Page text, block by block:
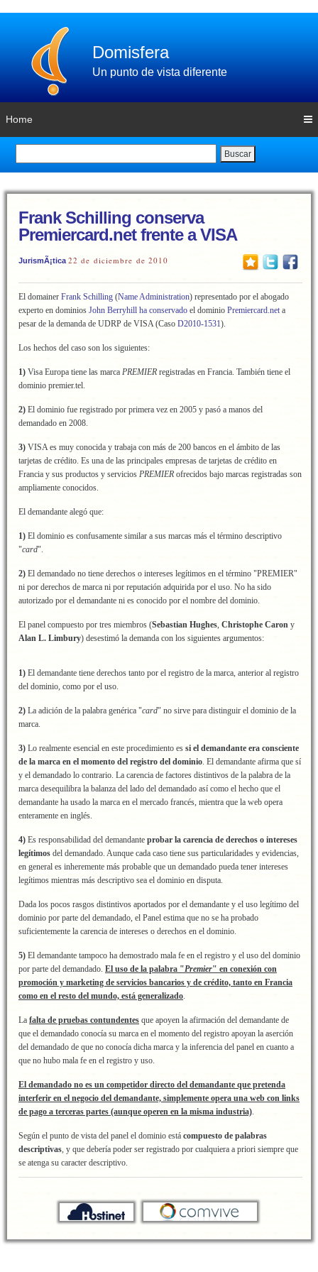
Domisfera
Un punto de vista diferente
Home
Buscar
Frank Schilling conserva
Premiercard.net frente a VISA
JurismÃ¡tica 22 de diciembre de 2010
El domainer Frank Schilling (Name Administration) representado por el abogado
experto en dominios John Berryhill ha conservado el dominio Premiercard.net a
pesar de la demanda de UDRP de VISA (Caso D2010-1531).
Los hechos del caso son los siguientes:
1) Visa Europa tiene las marca PREMIER registradas en Francia. También tiene el
dominio premier.tel.
2) El dominio fue registrado por primera vez en 2005 y pasó a manos del
demandado en 2008.
3) VISA es muy conocida y trabaja con más de 200 bancos en el ámbito de las
tarjetas de crédito. Es una de las principales empresas de tarjetas de crédito en
Francia y sus productos y servicios PREMIER ofrecidos bajo marcas registradas son
ampliamente conocidos.
El demandante alegó que:
1) El dominio es confusamente similar a sus marcas más el término descriptivo
"card".
2) El demandado no tiene derechos o intereses legítimos en el término "PREMIER"
ni por derechos de marca ni por reputación adquirida por el uso. No ha sido
autorizado por el demandante ni es conocido por el nombre del dominio.
El panel compuesto por tres miembros (Sebastian Hughes, Christophe Caron y
Alan L. Limbury) desestimó la demanda con los siguientes argumentos:
1) El demandante tiene derechos tanto por el registro de la marca, anterior al registro
del dominio, como por el uso.
2) La adición de la palabra genérica "card" no sirve para distinguir el dominio de la
marca.
3) Lo realmente esencial en este procedimiento es si el demandante era consciente
de la marca en el momento del registro del dominio. El demandante afirma que sí
y el demandado lo contrario. La carencia de factores distintivos de la palabra de la
marca desequilibra la balanza del lado del demandado así como el hecho que el
demandante ha usado la marca en el mercado francés, mientra que la web opera
enteramente en inglés.
4) Es responsabilidad del demandante probar la carencia de derechos o intereses
legítimos del demandado. Aunque cada caso tiene sus particularidades y evidencias,
en general es inheremente más probable que un demandado pueda tener intereses
legítimos mientras más descriptivo sea el dominio en disputa.
Dada los pocos rasgos distintivos aportados por el demandante y el uso legítimo del
dominio por parte del demandado, el Panel estima que no se ha probado
suficientemente la carencia de intereses o derechos en el dominio.
5) El demandante tampoco ha demostrado mala fe en el registro y el uso del dominio
por parte del demandado. El uso de la palabra "Premier" en conexión con
promoción y marketing de servicios bancarios y de crédito, tanto en Francia
como en el resto del mundo, está generalizado.
La falta de pruebas contundentes que apoyen la afirmación del demandante de
que el demandado conocía su marca en el momento del registro apoyan la aserción
del demandado de que no conocía dicha marca y la inferencia del panel en cuanto a
que no hubo mala fe en el registro y uso.
El demandado no es un competidor directo del demandante que pretenda
interferir en el negocio del demandante, simplemente opera una web con links
de pago a terceras partes (aunque operen en la misma industria).
Según el punto de vista del panel el dominio está compuesto de palabras
descriptivas, y que debería poder ser registrado por cualquiera a priori siempre que
se atenga su caracter descriptivo.